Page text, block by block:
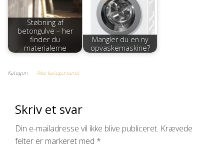
Støbning af
betongulve – her
finder du
materialerne
Mangler du en ny
opvaskemaskine?
Kategori Ikke kategoriseret
Skriv et svar
Din e-mailadresse vil ikke blive publiceret. Krævede
felter er markeret med *